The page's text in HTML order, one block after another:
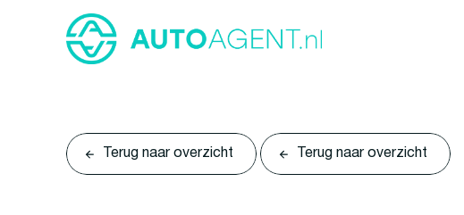
Terug naar overzicht Terug naar overzicht